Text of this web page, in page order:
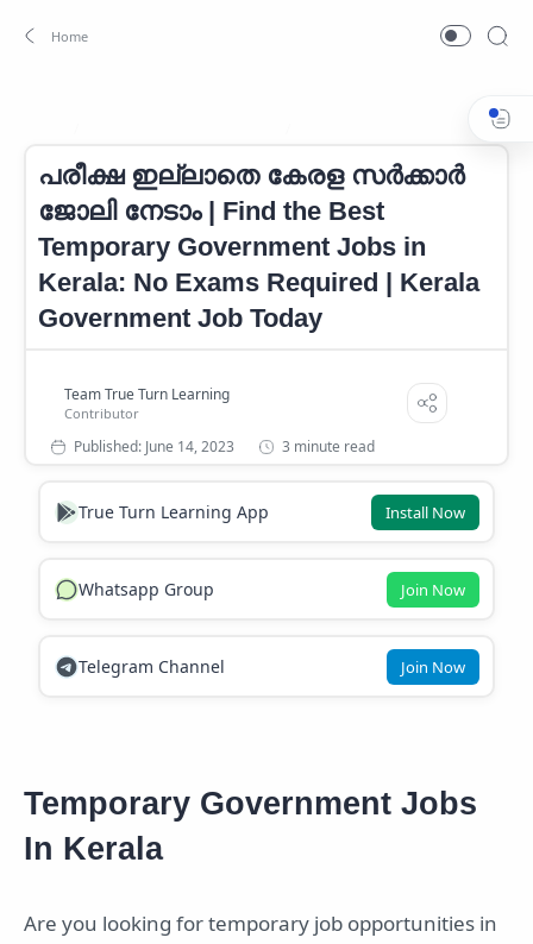
പരീക്ഷ ഇല്ലാതെ കേരള സർക്കാർ
ജോലി നേടാം | Find the Best
Temporary Government Jobs in
Kerala: No Exams Required | Kerala
Government Job Today
3 minute read
True Turn Learning App Install Now
Whatsapp Group Join Now
Telegram Channel Join Now
Temporary Government Jobs
In Kerala
Are you looking for temporary job opportunities in